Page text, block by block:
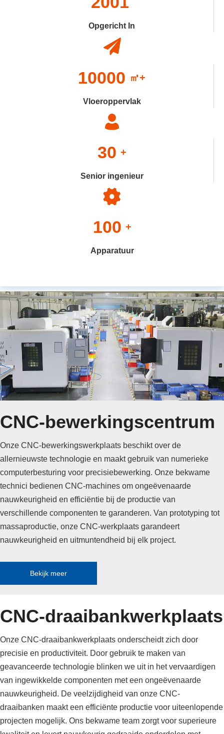
Opgericht In
10000 ㎡+
Vloeroppervlak
30 +
Senior ingenieur
100 +
Apparatuur
CNC-bewerkingscentrum
Onze CNC-bewerkingswerkplaats beschikt over de
allernieuwste technologie en maakt gebruik van numerieke
computerbesturing voor precisiebewerking. Onze bekwame
technici bedienen CNC-machines om ongeëvenaarde
nauwkeurigheid en efficiëntie bij de productie van
verschillende componenten te garanderen. Van prototyping tot
massaproductie, onze CNC-werkplaats garandeert
nauwkeurigheid en uitmuntendheid bij elk project.
Bekijk meer
CNC-draaibankwerkplaats
Onze CNC-draaibankwerkplaats onderscheidt zich door
precisie en productiviteit. Door gebruik te maken van
geavanceerde technologie blinken we uit in het vervaardigen
van ingewikkelde componenten met een ongeëvenaarde
nauwkeurigheid. De veelzijdigheid van onze CNC-
draaibanken maakt een efficiënte productie voor uiteenlopende
projecten mogelijk. Ons bekwame team zorgt voor superieure